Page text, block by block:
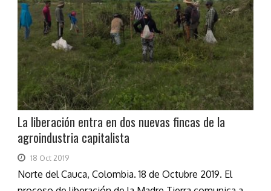
La liberación entra en dos nuevas fincas de la
agroindustria capitalista
18 Oct 2019
Norte del Cauca, Colombia. 18 de Octubre 2019. El